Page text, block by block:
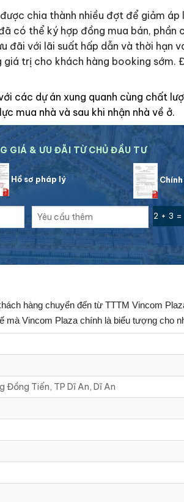
chia thành nhiều đợt để giảm
có thể ký hợp đồng mua bán, phần
với lãi suất hấp dẫn và thời hạn
trị cho khách hàng booking sớm.
các dự án xung quanh cùng chất
mua nhà và sau khi nhận nhà về ở.
GIÁ & ƯU ĐÃI TỪ CHỦ ĐẦU TƯ
Hồ sơ pháp lý Chính
2 + 3 =
hàng chuyển đến từ TTTM Vincom
Vincom Plaza chính là biểu tượng cho
Đồng Tiến, TP Dĩ An, Dĩ An